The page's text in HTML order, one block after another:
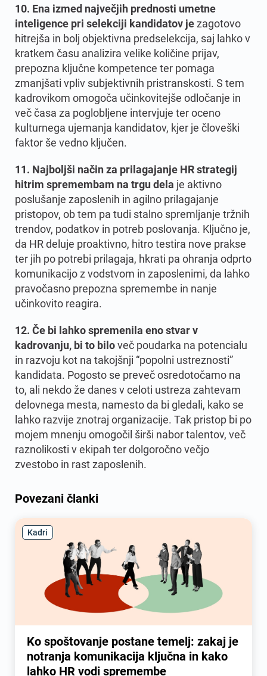
10. Ena izmed največjih prednosti umetne
inteligence pri selekciji kandidatov jezagotovo
hitrejša in bolj objektivna predselekcija, saj lahko v
kratkem času analizira velike količine prijav,
prepozna ključne kompetence ter pomaga
zmanjšati vpliv subjektivnih pristranskosti. S tem
kadrovikom omogoča učinkovitejše odločanje in
več časa za poglobljene intervjuje ter oceno
kulturnega ujemanja kandidatov, kjer je človeški
faktor še vedno ključen.
11. Najboljši način za prilagajanje HR strategij
hitrim spremembam na trgu dela je aktivno
poslušanje zaposlenih in agilno prilagajanje
pristopov, ob tem pa tudi stalno spremljanje tržnih
trendov, podatkov in potreb poslovanja. Ključno je,
da HR deluje proaktivno, hitro testira nove prakse
ter jih po potrebi prilagaja, hkrati pa ohranja odprto
komunikacijo z vodstvom in zaposlenimi, da lahko
pravočasno prepozna spremembe in nanje
učinkovito reagira.
12. Če bi lahko spremenila eno stvar v
kadrovanju, bi to biloveč poudarka na potencialu
in razvoju kot na takojšnji “popolni ustreznosti”
kandidata. Pogosto se preveč osredotočamo na
to, ali nekdo že danes v celoti ustreza zahtevam
delovnega mesta, namesto da bi gledali, kako se
lahko razvije znotraj organizacije. Tak pristop bi po
mojem mnenju omogočil širši nabor talentov, več
raznolikosti v ekipah ter dolgoročno večjo
zvestobo in rast zaposlenih.
Povezani članki
Kadri
Ko spoštovanje postane temelj: zakaj je
notranja komunikacija ključna in kako
lahko HR vodi spremembe